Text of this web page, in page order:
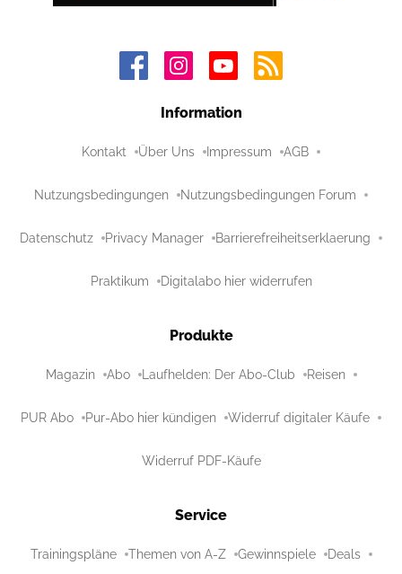
Information
Kontakt Über Uns Impressum AGB
Nutzungsbedingungen Nutzungsbedingungen Forum
Datenschutz Privacy Manager Barrierefreiheitserklaerung
Praktikum Digitalabo hier widerrufen
Produkte
Magazin Abo Laufhelden: Der Abo-Club Reisen
PUR Abo Pur-Abo hier kündigen Widerruf digitaler Käufe
Widerruf PDF-Käufe
Service
Trainingspläne Themen von A-Z Gewinnspiele Deals